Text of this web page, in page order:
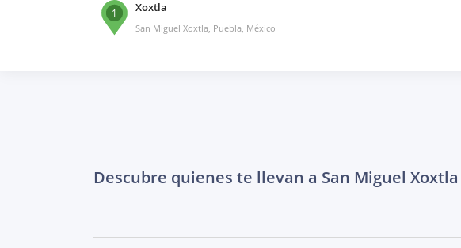
1 Xoxtla
San Miguel Xoxtla, Puebla, México
Descubre quienes te llevan a San Miguel Xoxtla